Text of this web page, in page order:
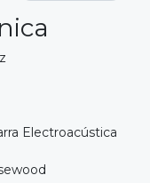
Electroacústica